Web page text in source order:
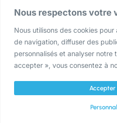
Nous respectons votre
Nous utilisons des cookies
de navigation, diffuser des
personnalisés et analyser notre
accepter », vous consentez à
Accepter
Géoréférencement
Plan et relevés topographiques
Nos chantiers
20 Place Cabardel, 13330
contact@dres-13.com
04 90 59 26 75
Lundi au vendredi. 9h-12h, 14h-18h